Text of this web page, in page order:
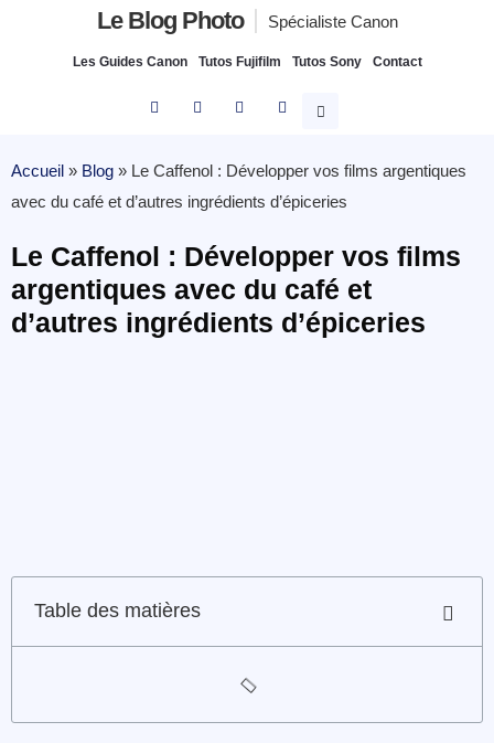
Le Blog Photo Spécialiste Canon
Les Guides Canon Tutos Fujifilm Tutos Sony Contact
Accueil » Blog » Le Caffenol : Développer vos films argentiques
avec du café et d’autres ingrédients d’épiceries
Le Caffenol : Développer vos films
argentiques avec du café et
d’autres ingrédients d’épiceries
Table des matières